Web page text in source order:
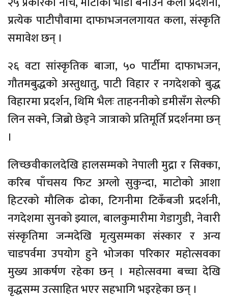
प्रत्येक पाटीपौवामा दाफाभजनलगायत कला, संस्कृति
समावेश छन् ।
२६ वटा सांस्कृतिक बाजा, ५० पार्टीमा दाफाभजन,
गौतमबुद्धको अस्तुधातु, पाटी विहार र नगदेशको बुद्ध
विहारमा प्रदर्शन, थिमि भैलः ताहननीको डमीसँग सेल्फी
लिन सक्ने, जिब्रो छेड्ने जात्राको प्रतिमूर्ति प्रदर्शनमा छन्
।
लिच्छवीकालदेखि हालसम्मको नेपाली मुद्रा र सिक्का,
करिब पाँचसय फिट अग्लो सुकुन्दा, माटोको आशा
हिटरको मौलिक ढोका, टिगनीमा टिकँबजी प्रदर्शनी,
नगदेशमा सुनको झ्याल, बालकुमारीमा गेडागुडी, नेवारी
संस्कृतिमा जन्मदेखि मृत्युसम्मका संस्कार र अन्य
चाडपर्वमा उपयोग हुने भोजका परिकार महोत्सवका
मुख्य आकर्षण रहेका छन् । महोत्सवमा बच्चा देखि
वृद्धसम्म उत्साहित भएर सहभागि भइरहेका छन् ।